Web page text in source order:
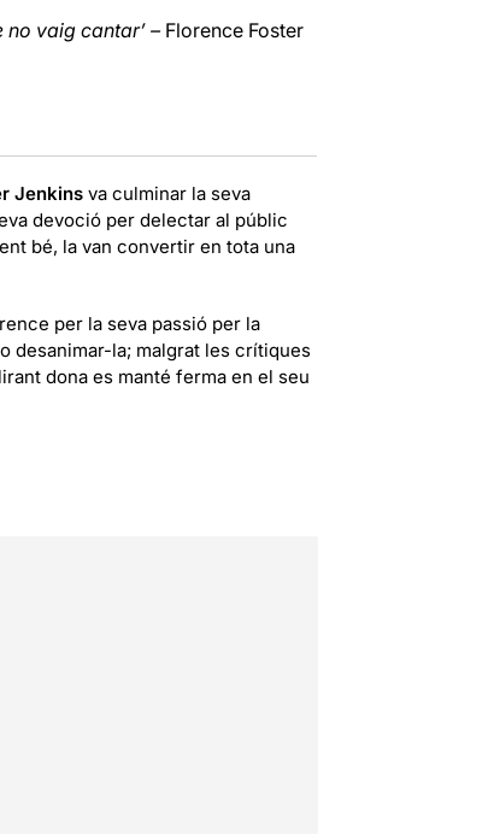
no vaig cantar’ – Florence Foster
Jenkins va culminar la seva
devoció per delectar al públic
bé, la van convertir en tota una
per la seva passió per la
desanimar-la; malgrat les crítiques
dona es manté ferma en el seu